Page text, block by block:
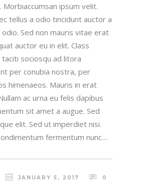
Morbiaccumsan ipsum velit.
tellus a odio tincidunt auctor a
Sed non mauris vitae erat
auctor eu in elit. Class
sociosqu ad litora
per conubia nostra, per
himenaeos. Mauris in erat
ac urna eu felis dapibus
sit amet a augue. Sed
elit. Sed ut imperdiet nisi.
fermentum nunc....
JANUARY 5, 2017 0